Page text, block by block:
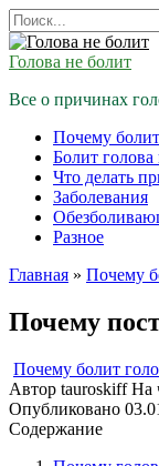
Перейти
к
содержанию
Search
for:
Голова не болит
Все о причинах
Почему
Болит голова
Что делать
Заболевания
Разное
Главная » Почему
Почему
Почему болит
Автор tauroskiff На
Опубликовано
Содержание